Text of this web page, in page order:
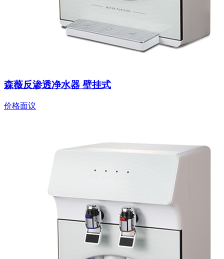
森薇反渗透净水器 壁挂式
价格面议